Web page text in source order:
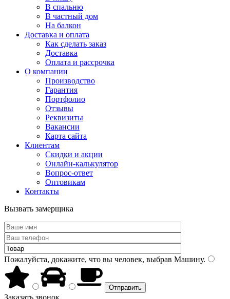
В спальню
В частный дом
На балкон
Доставка и оплата
Как сделать заказ
Доставка
Оплата и рассрочка
О компании
Производство
Гарантия
Портфолио
Отзывы
Реквизиты
Вакансии
Карта сайта
Клиентам
Скидки и акции
Онлайн-калькулятор
Вопрос-ответ
Оптовикам
Контакты
Вызвать замерщика
Пожалуйста, докажите, что вы человек, выбрав Машину.
Заказать звонок